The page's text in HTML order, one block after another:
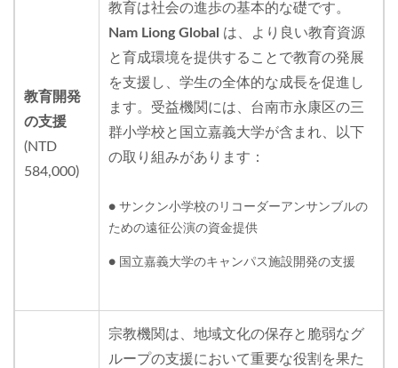
教育開発
の支援
(NTD
584,000)
教育は社会の進歩の基本的な礎です。
Nam Liong Global は、より良い教育資源
と育成環境を提供することで教育の発展
を支援し、学生の全体的な成長を促進し
ます。受益機関には、台南市永康区の三
群小学校と国立嘉義大学が含まれ、以下
の取り組みがあります：
● サンクン小学校のリコーダーアンサンブルの
ための遠征公演の資金提供
● 国立嘉義大学のキャンパス施設開発の支援
宗教機関は、地域文化の保存と脆弱なグ
ループの支援において重要な役割を果た